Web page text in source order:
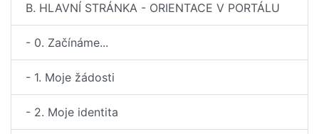
B. HLAVNÍ STRÁNKA - ORIENTACE V PORTÁLU
- 0. Začínáme...
- 1. Moje žádosti
- 2. Moje identita